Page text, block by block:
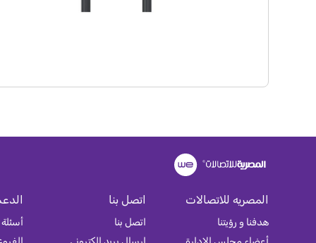
المصريه للاتصالات
هدفنا و رؤيتنا
اتصل بنا
اتصل بنا